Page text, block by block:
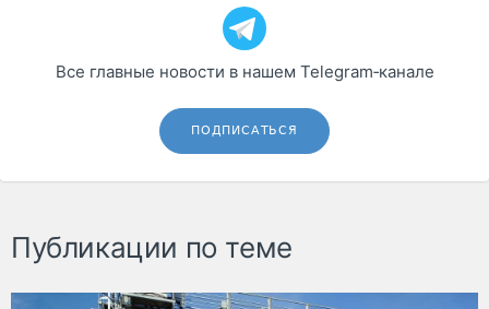
Все главные новости в нашем Telegram‑канале
ПОДПИСАТЬСЯ
Публикации по теме